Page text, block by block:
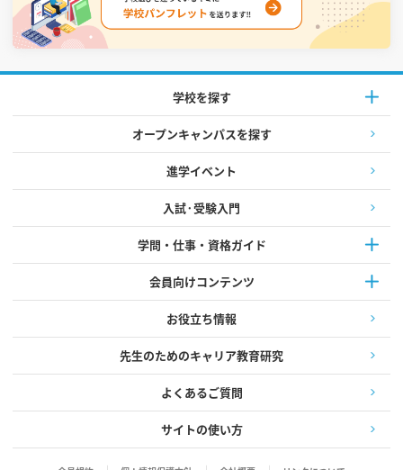
学校を探す
オープンキャンパスを探す
進学イベント
入試·受験入門
学問・仕事・資格ガイド
会員向けコンテンツ
お役立ち情報
先生のためのキャリア教育研究
よくあるご質問
サイトの使い方